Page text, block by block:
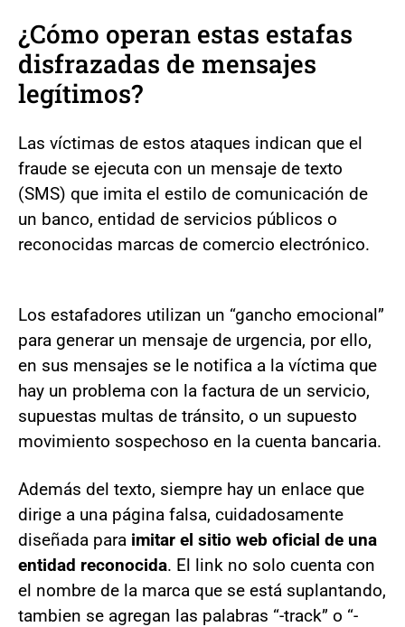
¿Cómo operan estas estafas
disfrazadas de mensajes
legítimos?
Las víctimas de estos ataques indican que el
fraude se ejecuta con un mensaje de texto
(SMS) que imita el estilo de comunicación de
un banco, entidad de servicios públicos o
reconocidas marcas de comercio electrónico.
Los estafadores utilizan un “gancho emocional”
para generar un mensaje de urgencia, por ello,
en sus mensajes se le notifica a la víctima que
hay un problema con la factura de un servicio,
supuestas multas de tránsito, o un supuesto
movimiento sospechoso en la cuenta bancaria.
Además del texto, siempre hay un enlace que
dirige a una página falsa, cuidadosamente
diseñada para imitar el sitio web oficial de una
entidad reconocida. El link no solo cuenta con
el nombre de la marca que se está suplantando,
tambien se agregan las palabras “-track” o “-